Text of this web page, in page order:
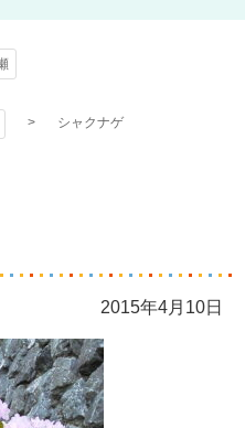
シャクナゲ
2015年4月10日